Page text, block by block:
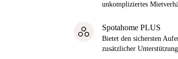
unkompliziertes
Spotahome PLUS
Bietet den sichersten
zusätzlicher